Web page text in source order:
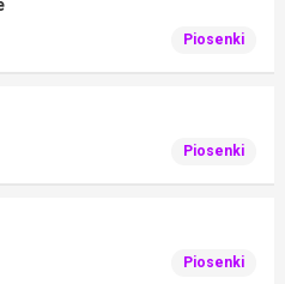
Piosenki
Piosenki
Piosenki